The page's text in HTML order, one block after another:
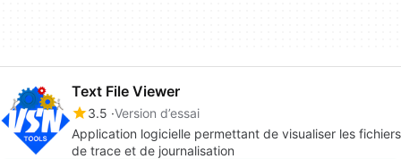
Text File Viewer
3.5 Version d’essai
Application logicielle permettant de visualiser les fichiers
de trace et de journalisation